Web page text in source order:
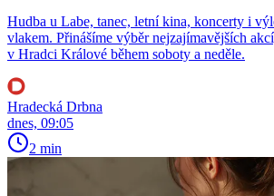
Hudba u Labe, tanec, letní kina, koncerty i
vlakem. Přinášíme výběr nejzajímavějších
v Hradci Králové během soboty a neděle.
Hradecká Drbna
dnes, 09:05
2 min